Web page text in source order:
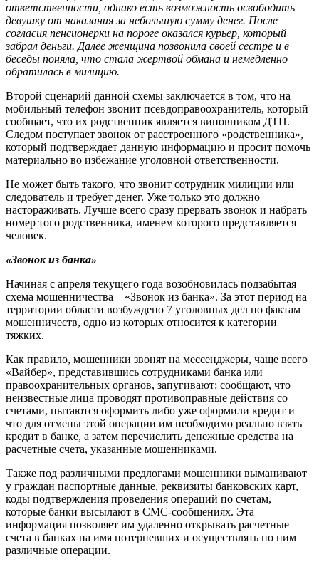
ответственности, однако есть возможность освободить
девушку от наказания за небольшую сумму денег. После
согласия пенсионерки на пороге оказался курьер, который
забрал деньги. Далее женщина позвонила своей сестре и в
беседы поняла, что стала жертвой обмана и немедленно
обратилась в милицию.
Второй сценарий данной схемы заключается в том, что на
мобильный телефон звонит псевдоправоохранитель, который
сообщает, что их родственник является виновником ДТП.
Следом поступает звонок от расстроенного «родственника»,
который подтверждает данную информацию и просит помочь
материально во избежание уголовной ответственности.
Не может быть такого, что звонит сотрудник милиции или
следователь и требует денег. Уже только это должно
настораживать. Лучше всего сразу прервать звонок и набрать
номер того родственника, именем которого представляется
человек.
«Звонок из банка»
Начиная с апреля текущего года возобновилась подзабытая
схема мошенничества – «Звонок из банка». За этот период на
территории области возбуждено 7 уголовных дел по фактам
мошенничеств, одно из которых относится к категории
тяжких.
Как правило, мошенники звонят на мессенджеры, чаще всего
«Вайбер», представившись сотрудниками банка или
правоохранительных органов, запугивают: сообщают, что
неизвестные лица проводят противоправные действия со
счетами, пытаются оформить либо уже оформили кредит и
что для отмены этой операции им необходимо реально взять
кредит в банке, а затем перечислить денежные средства на
расчетные счета, указанные мошенниками.
Также под различными предлогами мошенники выманивают
у граждан паспортные данные, реквизиты банковских карт,
коды подтверждения проведения операций по счетам,
которые банки высылают в СМС-сообщениях. Эта
информация позволяет им удаленно открывать расчетные
счета в банках на имя потерпевших и осуществлять по ним
различные операции.